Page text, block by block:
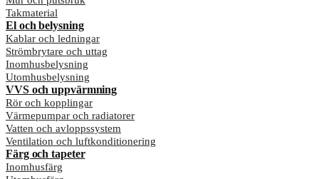
Takmaterial
El och belysning
Kablar och ledningar
Strömbrytare och uttag
Inomhusbelysning
Utomhusbelysning
VVS och uppvärmning
Rör och kopplingar
Värmepumpar och radiatorer
Vatten och avloppssystem
Ventilation och luftkonditionering
Färg och tapeter
Inomhusfärg